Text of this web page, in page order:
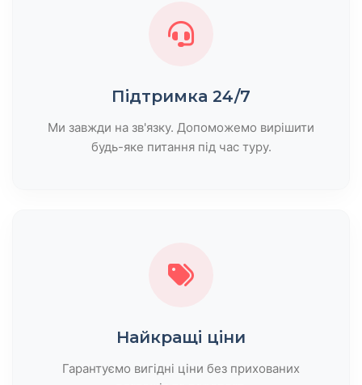
Підтримка 24/7
Ми завжди на зв'язку. Допоможемо вирішити
будь-яке питання під час туру.
Найкращі ціни
Гарантуємо вигідні ціни без прихованих